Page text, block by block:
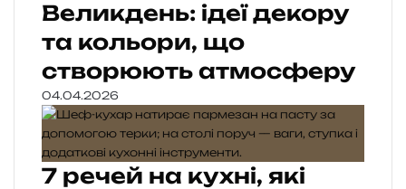
Великдень: ідеї декору
та кольори, що
створюють атмосферу
04.04.2026
7 речей на кухні, які